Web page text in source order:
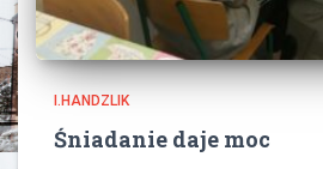
I.HANDZLIK
Śniadanie daje moc